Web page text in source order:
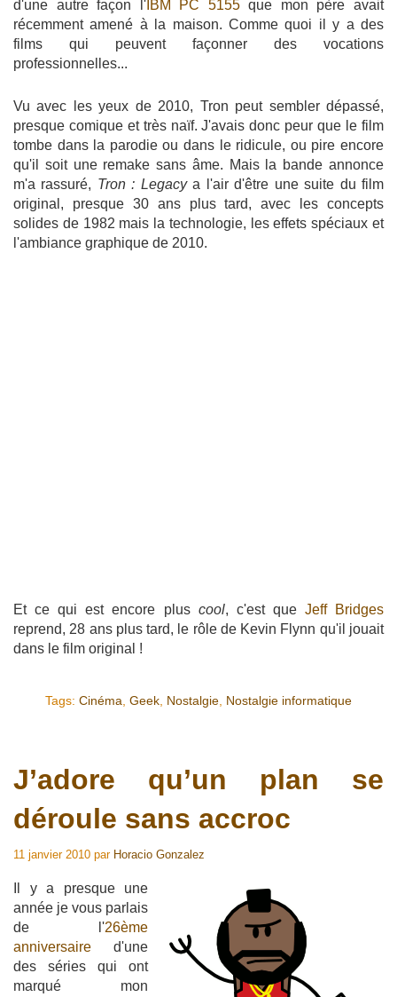
d'une autre façon l'IBM PC 5155que mon père avait
récemment amené à la maison. Comme quoi il y a des
films qui peuvent façonner des vocations
professionnelles...
Vu avec les yeux de 2010, Tron peut sembler dépassé,
presque comique et très naïf. J'avais donc peur que le film
tombe dans la parodie ou dans le ridicule, ou pire encore
qu'il soit une remake sans âme. Mais la bande annonce
m'a rassuré, Tron : Legacya l'air d'être une suite du film
original, presque 30 ans plus tard, avec les concepts
solides de 1982 mais la technologie, les effets spéciaux et
l'ambiance graphique de 2010.
Et ce qui est encore plus cool, c'est que Jeff Bridges
reprend, 28 ans plus tard, le rôle de Kevin Flynn qu'il jouait
dans le film original !
Tags: Cinéma, Geek, Nostalgie, Nostalgie informatique
J’adore qu’un plan se
déroule sans accroc
11 janvier 2010 par Horacio Gonzalez
Il y a presque une
année je vous parlais
de l'26ème
anniversaire d'une
des séries qui ont
marqué mon